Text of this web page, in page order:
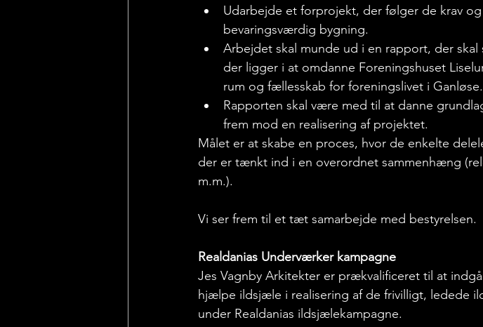
Udarbejde et forprojekt, der følger de krav
bevaringsværdig bygning.
Arbejdet skal munde ud i en rapport, der
der ligger i at omdanne Foreningshuset
rum og fællesskab for foreningslivet i Ganløse.
Rapporten skal være med til at danne
frem mod en realisering af projektet.
Målet er at skabe en proces, hvor de enkelte
der er tænkt ind i en overordnet sammenhæng
m.m.).
Vi ser frem til et tæt samarbejde med bestyrelsen.
Realdanias Underværker kampagne
Jes Vagnby Arkitekter er prækvalificeret til at
hjælpe ildsjæle i realisering af de frivilligt, ledede
under Realdanias ildsjælekampagne.